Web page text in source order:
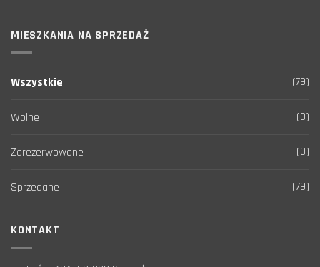
MIESZKANIA NA SPRZEDAŻ
Wszystkie (79)
Wolne (0)
Zarezerwowane (0)
Sprzedane (79)
KONTAKT